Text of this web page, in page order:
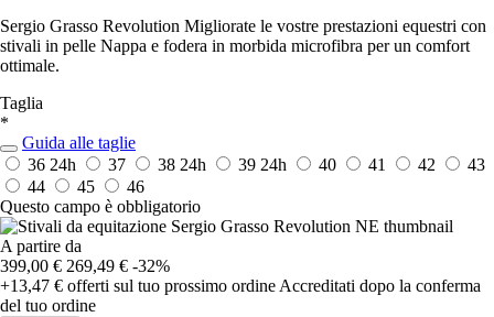
Sergio Grasso Revolution Migliorate le vostre prestazioni equestri con
stivali in pelle Nappa e fodera in morbida microfibra per un comfort
ottimale.
Taglia
*
Guida alle taglie
36 24h 37 38 24h 39 24h 40 41 42
43
44
45
46
Questo campo è obbligatorio
A partire da
399,00 € 269,49 € -32%
+13,47 € offerti sul tuo prossimo ordineAccreditati dopo la conferma
del tuo ordine